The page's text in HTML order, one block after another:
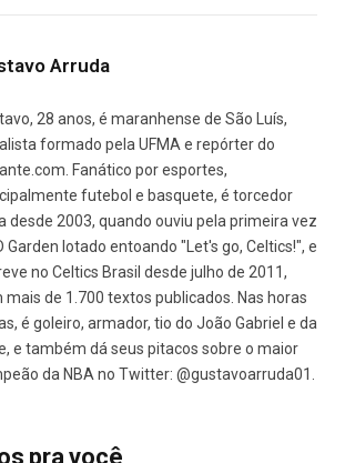
Arruda
28 anos, é maranhense de São Luís,
formado pela UFMA e repórter do
Fanático por esportes,
futebol e basquete, é torcedor
desde 2003, quando ouviu pela primeira vez
Garden lotado entoando "Let's go, Celtics!", e
no Celtics Brasil desde julho de 2011,
mais de 1.700 textos publicados. Nas horas
é goleiro, armador, tio do João Gabriel e da
e também dá seus pitacos sobre o maior
da NBA no Twitter: @gustavoarruda01.
pra você